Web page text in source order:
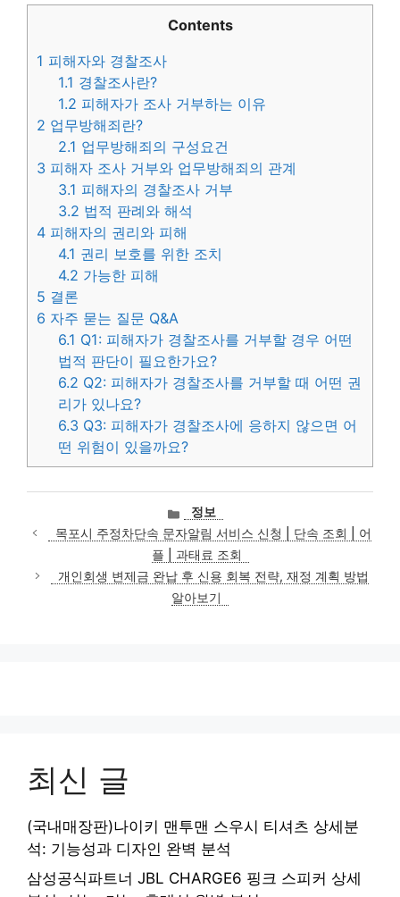
Contents
1 피해자와 경찰조사
1.1 경찰조사란?
1.2 피해자가 조사 거부하는 이유
2 업무방해죄란?
2.1 업무방해죄의 구성요건
3 피해자 조사 거부와 업무방해죄의 관계
3.1 피해자의 경찰조사 거부
3.2 법적 판례와 해석
4 피해자의 권리와 피해
4.1 권리 보호를 위한 조치
4.2 가능한 피해
5 결론
6 자주 묻는 질문 Q&A
6.1 Q1: 피해자가 경찰조사를 거부할 경우 어떤
법적 판단이 필요한가요?
6.2 Q2: 피해자가 경찰조사를 거부할 때 어떤 권
리가 있나요?
6.3 Q3: 피해자가 경찰조사에 응하지 않으면 어
떤 위험이 있을까요?
카
테
고
리
정보
목포시 주정차단속 문자알림 서비스 신청 | 단속 조회 | 어
플 | 과태료 조회
개인회생 변제금 완납 후 신용 회복 전략, 재정 계획 방법
알아보기
최신 글
(국내매장판)나이키 맨투맨 스우시 티셔츠 상세분
석: 기능성과 디자인 완벽 분석
삼성공식파트너 JBL CHARGE6 핑크 스피커 상세